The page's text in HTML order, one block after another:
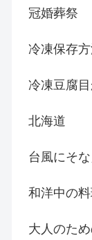
冠婚葬祭
冷凍保存
冷凍豆腐
北海道
台風にそ
和洋中の
大人のた